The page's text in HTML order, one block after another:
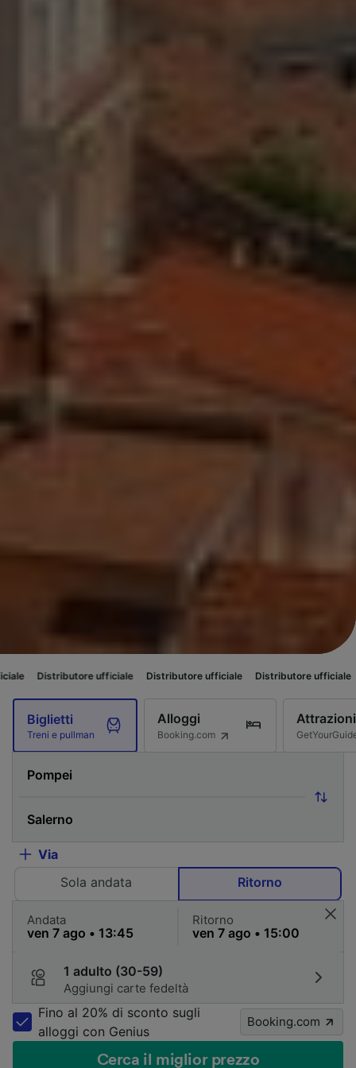
ufficiale Distributore ufficiale Distributore ufficiale Distributore
Biglietti
Treni e pullman
Alloggi
Booking.com
Attrazioni
Via
Sola andata
Ritorno
Andata Ritorno
1 adulto (30-59)
Aggiungi carte fedeltà
Fino al 20% di sconto sugli
alloggi con Genius
Booking.com
Cerca il miglior prezzo